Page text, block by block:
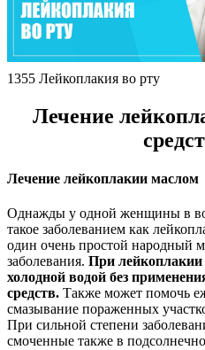
1355 Лейкоплакия во рту
Лечение
Лечение лейкоплакии маслом
Однажды у одной женщины в
такое заболеванием как
один очень простой народный
заболевания. При лейкоплакии
холодной водой без
средств. Также может помочь
смазывание пораженных
При сильной степени
смоченные также в